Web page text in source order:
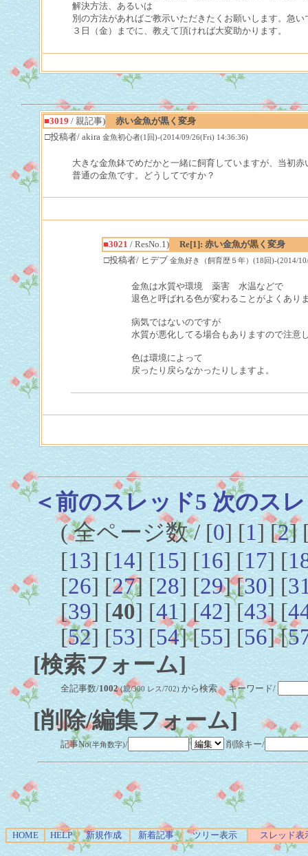
解決方法、あるいは
別の方法があればご教示いただきたくお願いします。急
３日（金）までに、教えて頂ければ大変助かります。
■3019 / 親記事)
赤い金魚が黒く変身
□投稿者/ akira 金魚初心者(1回)-(2014/09/26(Fri) 14:36:36)
大きな金魚鉢でめだかと一緒に飼育していますが、当初
普通の金魚です。どうしてですか？
■3021 / ResNo.1)
Re[1]: 赤い金魚が黒く変身
□投稿者/ ヒデブ 金魚好き（飼育歴５年）(18回)-(2014/
金魚は水質や環境 薬害 水温などで
退色と呼ばれる色が変わることがよくあり
病気ではないのですが
水質が悪化してる場合もありますので注意
色は環境によって
戻ったり戻らなかったりしますよ。
＜前のスレッド5 次のス
( 全ページ数 / [0] [1] [2]
[13] [14] [15] [16] [17] [
[26] [27] [28] [29] [30] [
[39] [40] [41] [42] [43] [
[52] [53] [54] [55] [56] [
[検索フォーム]
全記事数/1002 (親/300 レス/702) から検索 キーワード/
[削除/編集フォーム]
記事No(半角数字)/ 削除キー/
HOME HELP 新規作成 新着記事 ツリー表示 スレッド表